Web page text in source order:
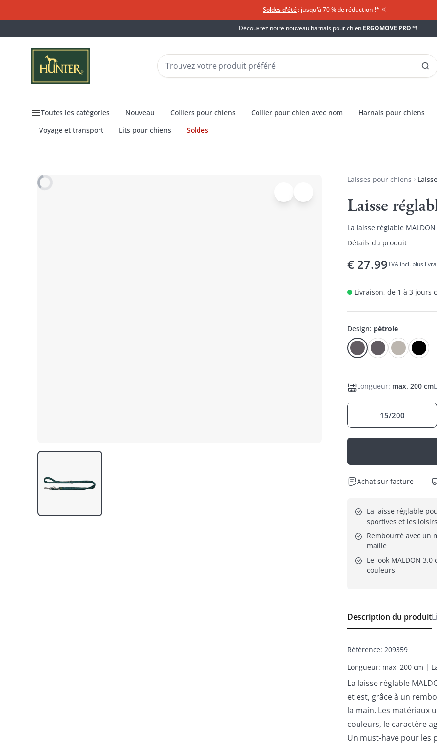
Soldes d'été : jusqu'à 70 % de réduction !*​ 🌞
Découvrez notre nouveau harnais pour chien ERGOMOVE PRO™!
Toutes les catégories Nouveau Colliers pour chiens Collier pour chien avec nom
Harnais pour chiens
Voyage et transport
Lits pour chiens Soldes
Laisses pour chiens
Laisse
La laisse réglable MALDON
Détails du produit
€ 27.99TVA incl. plus
Livraison, de 1 à 3 jours
Design: pétrole
Longueur: max. 200 cm
15/200
Achat sur facture
La laisse réglable
sportives et les loisirs
Rembourré avec un
maille
Le look MALDON 3.0
couleurs
Description du produit
Référence: 209359
Longueur: max. 200 cm |
La laisse réglable
et est, grâce à un
la main. Les matériaux
couleurs, le caractère
Un must-have pour les